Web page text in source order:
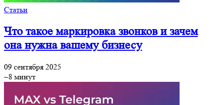
Статьи
Что такое маркировка звонков и зачем
она нужна вашему бизнесу
09 сентября 2025
~8 минут